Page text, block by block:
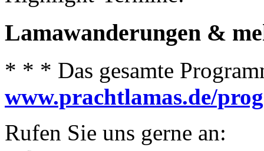
Lamawanderungen &
* * * Das gesamte
www.prachtlamas.de/
Rufen Sie uns gerne an: